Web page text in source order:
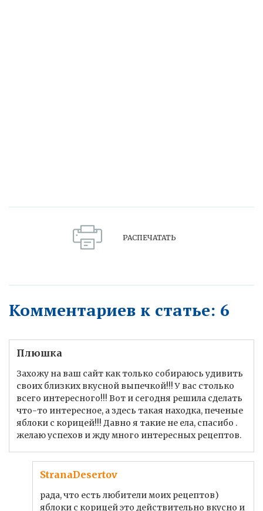
РАСПЕЧАТАТЬ
Комментариев к статье: 6
Плюшка
Захожу на ваш сайт как только собираюсь удивить
своих близких вкусной выпечкой!!! У вас столько
всего интересного!!! Вот и сегодня решила сделать
что-то интересное, а здесь такая находка, печеные
яблоки с корицей!!! Давно я такие не ела, спасибо .
желаю успехов и жду много интересных рецептов.
StranaDesertov
рада, что есть любители моих рецептов)
яблоки с корицей это действительно вкусно и